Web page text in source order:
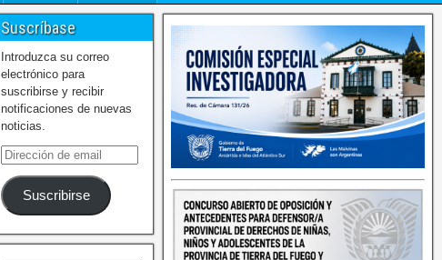
Suscríbase
Introduzca su correo
electrónico para
suscribirse y recibir
notificaciones de nuevas
noticias.
Suscribirse